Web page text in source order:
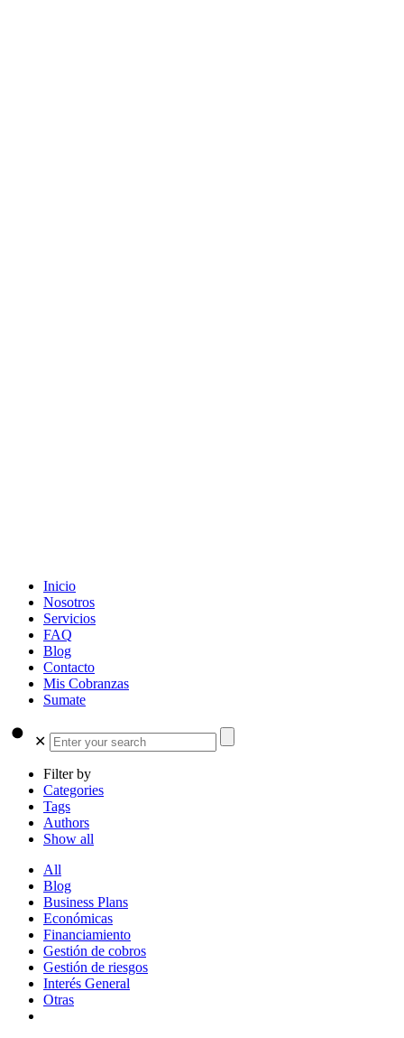
Inicio
Nosotros
Servicios
FAQ
Blog
Contacto
Mis Cobranzas
Sumate
✕
Filter by
Categories
Tags
Authors
Show all
All
Blog
Business Plans
Económicas
Financiamiento
Gestión de cobros
Gestión de riesgos
Interés General
Otras